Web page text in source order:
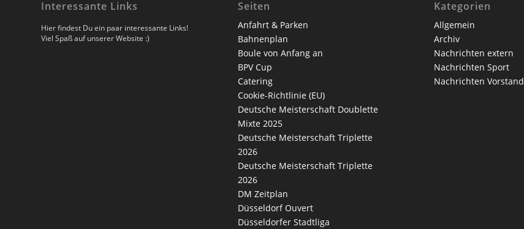
Interessante Links
Hier findest Du ein paar interessante Links!
Viel Spaß auf unserer Website :)
Seiten
Anfahrt & Parken
Bahnenplan
Boule von Anfang an
BPV Cup
Catering
Cookie-Richtlinie (EU)
Deutsche Meisterschaft Doublette
Mixte 2025
Deutsche Meisterschaft Triplette
2026
Deutsche Meisterschaft Triplette
2026
DM Zeitplan
Düsseldorf Ouvert
Düsseldorfer Stadtliga
Kategorien
Allgemein
Archiv
Nachrichten extern
Nachrichten Sport
Nachrichten Vorstand